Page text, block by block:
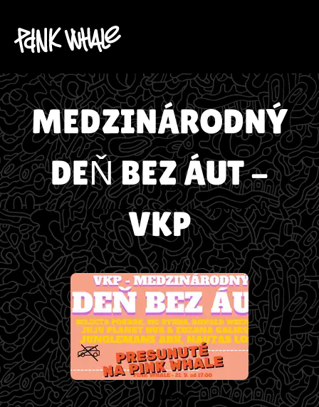
MEDZINÁRODNÝ
DEŇ BEZ ÁUT -
VKP